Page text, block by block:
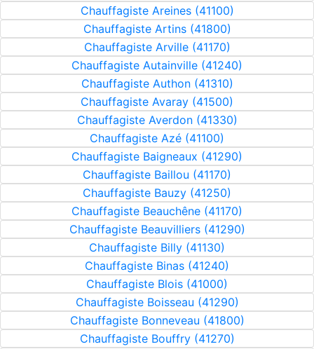
Chauffagiste Areines (41100)
Chauffagiste Artins (41800)
Chauffagiste Arville (41170)
Chauffagiste Autainville (41240)
Chauffagiste Authon (41310)
Chauffagiste Avaray (41500)
Chauffagiste Averdon (41330)
Chauffagiste Azé (41100)
Chauffagiste Baigneaux (41290)
Chauffagiste Baillou (41170)
Chauffagiste Bauzy (41250)
Chauffagiste Beauchêne (41170)
Chauffagiste Beauvilliers (41290)
Chauffagiste Billy (41130)
Chauffagiste Binas (41240)
Chauffagiste Blois (41000)
Chauffagiste Boisseau (41290)
Chauffagiste Bonneveau (41800)
Chauffagiste Bouffry (41270)